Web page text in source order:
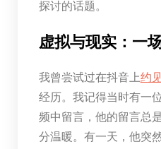
探讨的话题。
虚拟与现实：一
我曾尝试过在抖音上约
经历。我记得当时有一
频中留言，他的留言总
分温暖。有一天，他突